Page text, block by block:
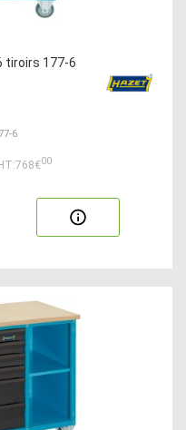
tiroirs 177-6
6
HT:768€00